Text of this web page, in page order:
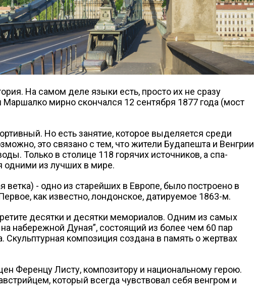
На самом деле языки есть, просто их не сразу
мирно скончался 12 сентября 1877 года (мост
Но есть занятие, которое выделяется среди
это связано с тем, что жители Будапешта и Венгрии
Только в столице 118 горячих источников, а спа-
одними из лучших в мире.
ветка) - одно из старейших в Европе, было построено в
как известно, лондонское, датируемое 1863-м.
десятки и десятки мемориалов. Одним из самых
набережной Дуная”, состоящий из более чем 60 пар
Скульптурная композиция создана в память о жертвах
Ференцу Листу, композитору и национальному герою.
который всегда чувствовал себя венгром и